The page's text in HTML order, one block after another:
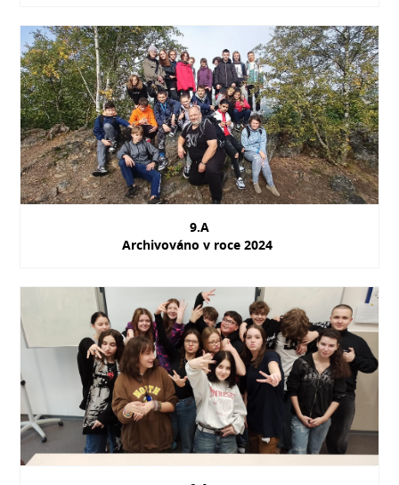
9.A
Archivováno v roce 2024